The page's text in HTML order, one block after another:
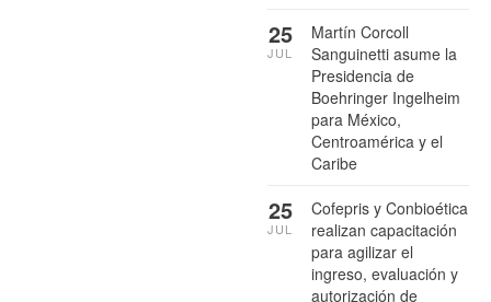
Martín Corcoll
Sanguinetti asume la
Presidencia de
Boehringer Ingelheim
para México,
Centroamérica y el
Caribe
25
JUL
Cofepris y Conbioética
realizan capacitación
para agilizar el
ingreso, evaluación y
autorización de
25
JUL